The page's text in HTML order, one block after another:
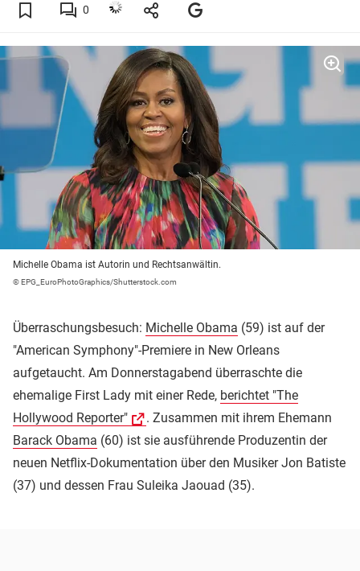
0
Michelle Obama ist Autorin und Rechtsanwältin.
© EPG_EuroPhotoGraphics/Shutterstock.com
Überraschungsbesuch: Michelle Obama (59) ist auf der
"American Symphony"-Premiere in New Orleans
aufgetaucht. Am Donnerstagabend überraschte die
ehemalige First Lady mit einer Rede, berichtet "The
Hollywood Reporter"
. Zusammen mit ihrem Ehemann
Barack Obama (60) ist sie ausführende Produzentin der
neuen Netflix-Dokumentation über den Musiker Jon Batiste
(37) und dessen Frau Suleika Jaouad (35).